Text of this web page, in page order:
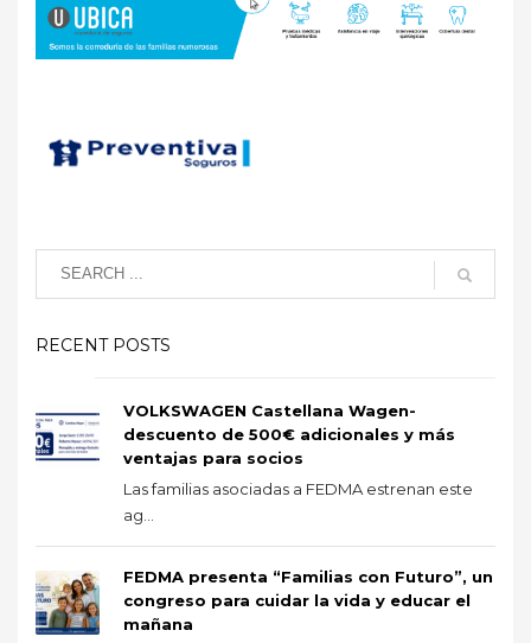
RECENT POSTS
VOLKSWAGEN Castellana Wagen-
descuento de 500€ adicionales y más
ventajas para socios
Las familias asociadas a FEDMA estrenan este
ag...
FEDMA presenta “Familias con Futuro”, un
congreso para cuidar la vida y educar el
mañana